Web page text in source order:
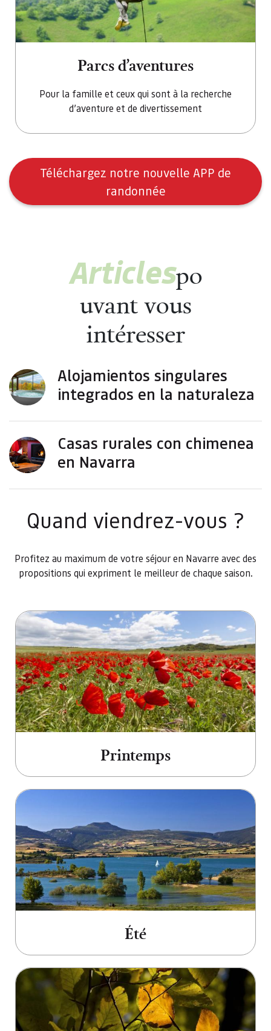
Parcs d’aventures
Pour la famille et ceux qui sont à la recherche
d’aventure et de divertissement
Téléchargez notre nouvelle APP de
randonnée
Articlespo
uvant vous
intéresser
Alojamientos singulares
integrados en la naturaleza
Casas rurales con chimenea
en Navarra
Quand viendrez-vous ?
Profitez au maximum de votre séjour en Navarre avec des
propositions qui expriment le meilleur de chaque saison.
Aller à Printemps
Printemps
Été
Aller à Automne